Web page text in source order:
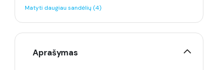
Matyti daugiau sandėlių (4)
Aprašymas